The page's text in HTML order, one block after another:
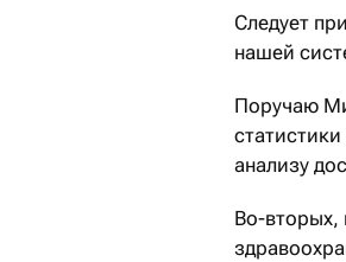
Следует
нашей
Поручаю
анализу
Во-вторых,